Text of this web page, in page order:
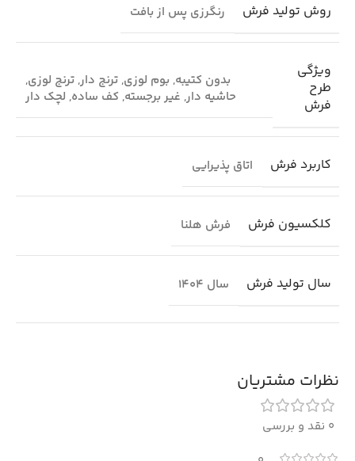
روش تولید فرش رنگرزی پس از بافت
ویژگی
طرح
فرش
بدون کتیبه, بوم لوزی, ترنج دار, ترنج لوزی,
حاشیه دار, غیر برجسته, کف ساده, لچک دار
کاربرد فرش اتاق پذیرایی
کلکسیون فرش فرش هلنا
سال تولید فرش سال 1404
نظرات مشتریان
0 نقد و بررسی